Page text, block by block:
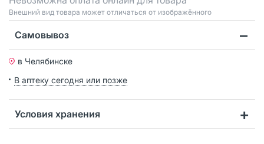
Bнешний вид товара может отличаться от изображённого
Самовывоз
в Челябинске
В аптеку сегодня или позже
Условия хранения